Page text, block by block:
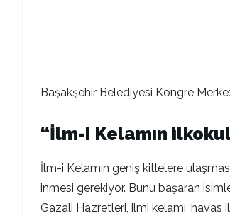
Başakşehir Belediyesi Kongre
“İlm-i Kelamın
İlm-i Kelamın geniş kitlelere
inmesi gerekiyor. Bunu başaran
Gazali Hazretleri, ilmi kelamı